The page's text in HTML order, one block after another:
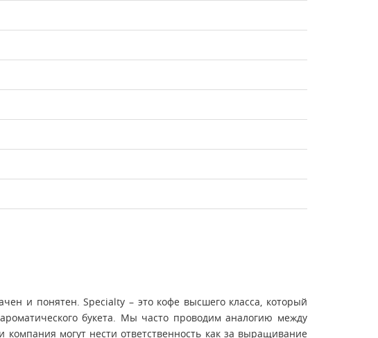
и понятен. Specialty – это кофе высшего класса, который
букета. Мы часто проводим аналогию между
могут нести ответственность как за выращивание